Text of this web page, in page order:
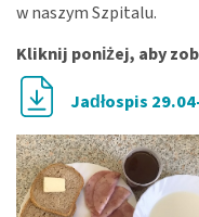
w naszym Szpitalu.
Kliknij poniżej, aby
Jadłospis